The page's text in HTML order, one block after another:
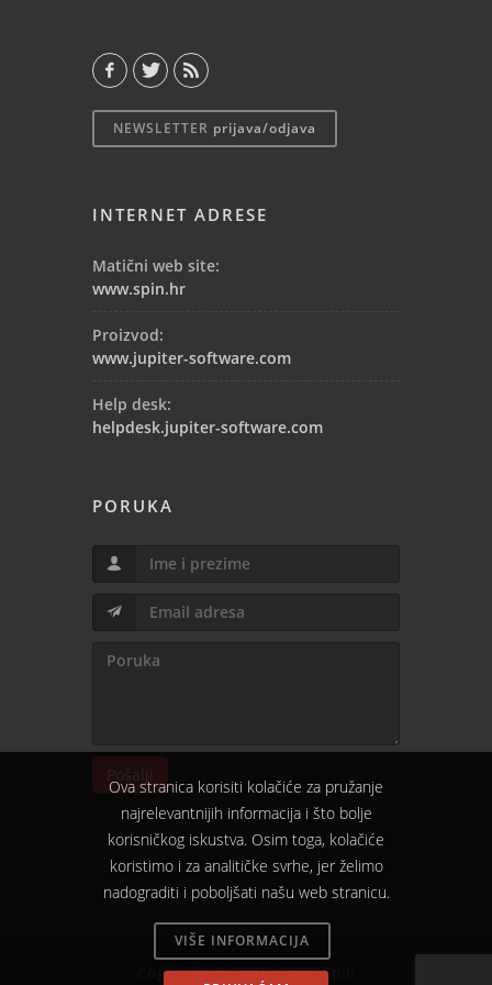
NEWSLETTER prijava/odjava
INTERNET ADRESE
Matični web site:
www.spin.hr
Proizvod:
www.jupiter-software.com
Help desk:
helpdesk.jupiter-software.com
PORUKA
Pošalji
Copyright © 2015 - 2026 Spin
Ova stranica korisiti kolačiće za pružanje
najrelevantnijih informacija i što bolje
korisničkog iskustva. Osim toga, kolačiće
koristimo i za analitičke svrhe, jer želimo
nadograditi i poboljšati našu web stranicu.
VIŠE INFORMACIJA